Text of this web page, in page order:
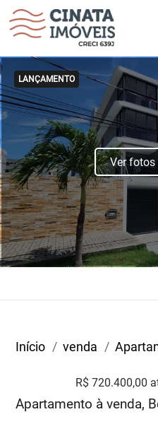
LANÇAMENTO
Ver fotos
Início venda
R$ 720.400,00
Apartamento à venda,